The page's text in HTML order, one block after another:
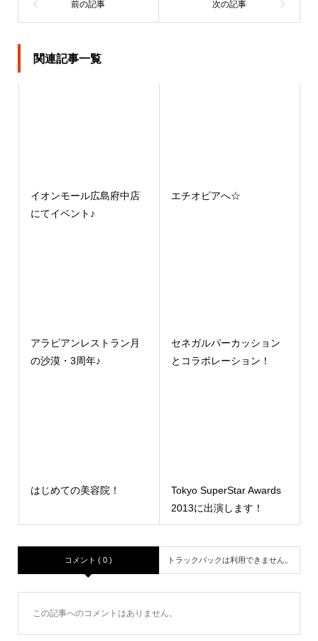
関連記事一覧
イオンモール広島府中店
にてイベント♪
エチオピアへ☆
アラビアンレストラン月
の沙漠・3周年♪
セネガルパーカッション
とコラボレーション！
はじめての美容院！
Tokyo SuperStar Awards
2013に出演します！
コメント ( 0 ) トラックバックは利用できません。
この記事へのコメントはありません。